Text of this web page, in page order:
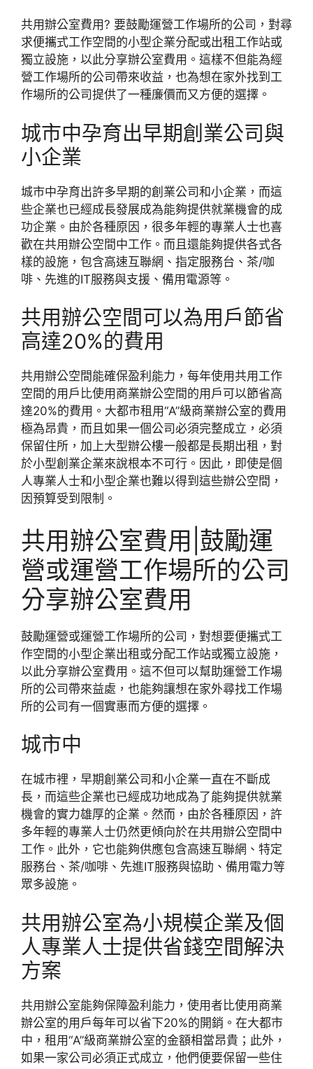
共用辦公室費用? 要鼓勵運營工作場所的公司，對尋
求便攜式工作空間的小型企業分配或出租工作站或
獨立設施，以此分享辦公室費用。這樣不但能為經
營工作場所的公司帶來收益，也為想在家外找到工
作場所的公司提供了一種廉價而又方便的選擇。
城市中孕育出早期創業公司與
小企業
城市中孕育出許多早期的創業公司和小企業，而這
些企業也已經成長發展成為能夠提供就業機會的成
功企業。由於各種原因，很多年輕的專業人士也喜
歡在共用辦公空間中工作。而且還能夠提供各式各
樣的設施，包含高速互聯網、指定服務台、茶/咖
啡、先進的IT服務與支援、備用電源等。
共用辦公空間可以為用戶節省
高達20%的費用
共用辦公空間能確保盈利能力，每年使用共用工作
空間的用戶比使用商業辦公空間的用戶可以節省高
達20%的費用。大都市租用“A”級商業辦公室的費用
極為昂貴，而且如果一個公司必須完整成立，必須
保留住所，加上大型辦公樓一般都是長期出租，對
於小型創業企業來說根本不可行。因此，即使是個
人專業人士和小型企業也難以得到這些辦公空間，
因預算受到限制。
共用辦公室費用|鼓勵運
營或運營工作場所的公司
分享辦公室費用
鼓勵運營或運營工作場所的公司，對想要便攜式工
作空間的小型企業出租或分配工作站或獨立設施，
以此分享辦公室費用。這不但可以幫助運營工作場
所的公司帶來益處，也能夠讓想在家外尋找工作場
所的公司有一個實惠而方便的選擇。
城市中
在城市裡，早期創業公司和小企業一直在不斷成
長，而這些企業也已經成功地成為了能夠提供就業
機會的實力雄厚的企業。然而，由於各種原因，許
多年輕的專業人士仍然更傾向於在共用辦公空間中
工作。此外，它也能夠供應包含高速互聯網、特定
服務台、茶/咖啡、先進IT服務與協助、備用電力等
眾多設施。
共用辦公室為小規模企業及個
人專業人士提供省錢空間解決
方案
共用辦公室能夠保障盈利能力，使用者比使用商業
辦公室的用戶每年可以省下20%的開銷。在大都市
中，租用“A”級商業辦公室的金額相當昂貴；此外，
如果一家公司必須正式成立，他們便要保留一些住